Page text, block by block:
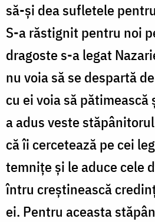
să-şi dea sufletele
S-a răstignit pentru noi
dragoste s-a legat
nu voia să se despartă
cu ei voia să pătimească
a adus veste
că îi cercetează pe cei
temniţe şi le aduce cele
întru creştinească
ei. Pentru aceasta